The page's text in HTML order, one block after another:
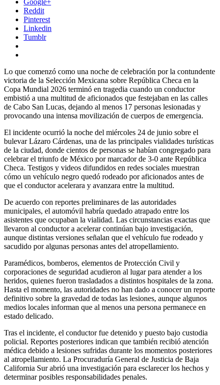
Reddit
Pinterest
Linkedin
Tumblr
Lo que comenzó como una noche de celebración por la contundente
victoria de la Selección Mexicana sobre República Checa en la
Copa Mundial 2026 terminó en tragedia cuando un conductor
embistió a una multitud de aficionados que festejaban en las calles
de Cabo San Lucas, dejando al menos 17 personas lesionadas y
provocando una intensa movilización de cuerpos de emergencia.
El incidente ocurrió la noche del miércoles 24 de junio sobre el
bulevar Lázaro Cárdenas, una de las principales vialidades turísticas
de la ciudad, donde cientos de personas se habían congregado para
celebrar el triunfo de México por marcador de 3-0 ante República
Checa. Testigos y videos difundidos en redes sociales muestran
cómo un vehículo negro quedó rodeado por aficionados antes de
que el conductor acelerara y avanzara entre la multitud.
De acuerdo con reportes preliminares de las autoridades
municipales, el automóvil habría quedado atrapado entre los
asistentes que ocupaban la vialidad. Las circunstancias exactas que
llevaron al conductor a acelerar continúan bajo investigación,
aunque distintas versiones señalan que el vehículo fue rodeado y
sacudido por algunas personas antes del atropellamiento.
Paramédicos, bomberos, elementos de Protección Civil y
corporaciones de seguridad acudieron al lugar para atender a los
heridos, quienes fueron trasladados a distintos hospitales de la zona.
Hasta el momento, las autoridades no han dado a conocer un reporte
definitivo sobre la gravedad de todas las lesiones, aunque algunos
medios locales informan que al menos una persona permanece en
estado delicado.
Tras el incidente, el conductor fue detenido y puesto bajo custodia
policial. Reportes posteriores indican que también recibió atención
médica debido a lesiones sufridas durante los momentos posteriores
al atropellamiento. La Procuraduría General de Justicia de Baja
California Sur abrió una investigación para esclarecer los hechos y
determinar posibles responsabilidades penales.